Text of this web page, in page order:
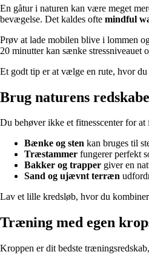
En gåtur i naturen kan være meget
bevægelse. Det kaldes ofte mindful
Prøv at lade mobilen blive i lommen
20 minutter kan sænke stressniveauet
Et godt tip er at vælge en rute, hvor
Brug naturens
Du behøver ikke et fitnesscenter for
Bænke og sten kan bruges til
Træstammer fungerer perfekt
Bakker og trapper giver en
Sand og ujævnt terræn
Lav et lille kredsløb, hvor du
Træning med egen
Kroppen er dit bedste